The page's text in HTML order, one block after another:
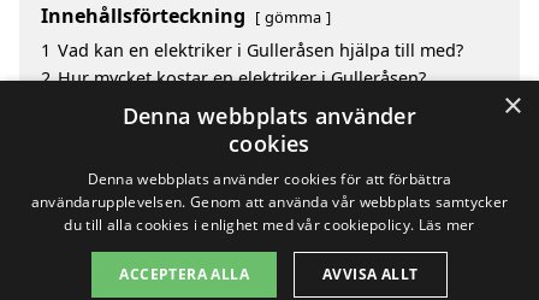
Innehållsförteckning gömma
1 Vad kan en elektriker i Gulleråsen hjälpa till med?
2 Hur mycket kostar en elektriker i Gulleråsen?
Fördelar med att välja elektriker i Gulleråsen
Sök efter en skicklig elektriker i Gulleråsen och
Copyright 2026 - Pilanto Aps
×
Denna webbplats använder
cookies
Denna webbplats använder cookies för att förbättra
användarupplevelsen. Genom att använda vår webbplats samtycker
du till alla cookies i enlighet med vår cookiepolicy. Läs mer
ACCEPTERA ALLA AVVISA ALLT